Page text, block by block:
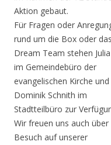
Aktion gebaut.
Für Fragen oder
rund um die Box oder das
Dream Team stehen
im Gemeindebüro der
evangelischen Kirche und
Dominik Schnith im
Stadtteilbüro zur
Wir freuen uns auch über
Besuch auf unserer